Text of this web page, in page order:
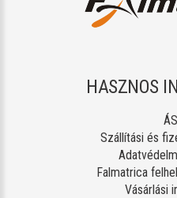
HASZNOS
Szállítási és
Falmatrica
Vásárlási